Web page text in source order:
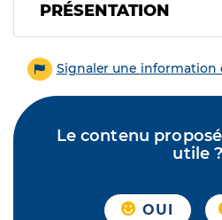
PRÉSENTATION
Signaler une information
Le contenu
utile ?
OUI